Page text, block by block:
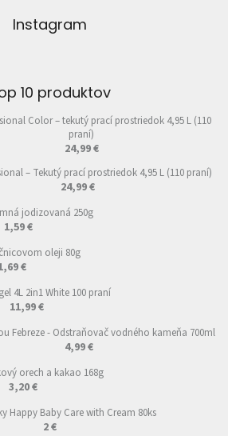
Instagram
10 produktov
Color – tekutý prací prostriedok 4,95 L (110
praní)
24,99 €
– Tekutý prací prostriedok 4,95 L (110 praní)
24,99 €
jodizovaná 250g
1,59 €
oleji 80g
€
4L 2in1 White 100 praní
11,99 €
Febreze - Odstraňovač vodného kameňa 700ml
4,99 €
orech a kakao 168g
3,20 €
Happy Baby Care with Cream 80ks
2 €